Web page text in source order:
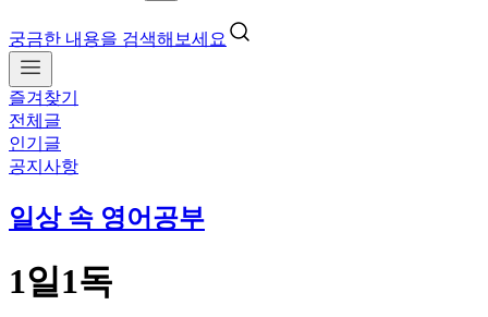
궁금한 내용을 검색해보세요
즐겨찾기
전체글
인기글
공지사항
일상 속 영어공부
1일1독